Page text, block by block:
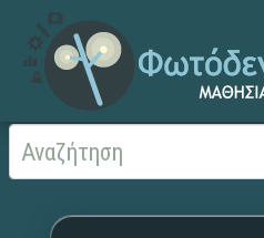
Αρχική Χωρίς τίτλο